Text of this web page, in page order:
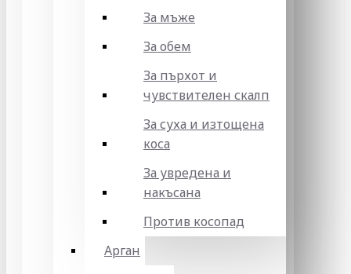
За мъже
За обем
За пърхот и
чувствителен скалп
За суха и изтощена
коса
За увредена и
накъсана
Против косопад
Арган